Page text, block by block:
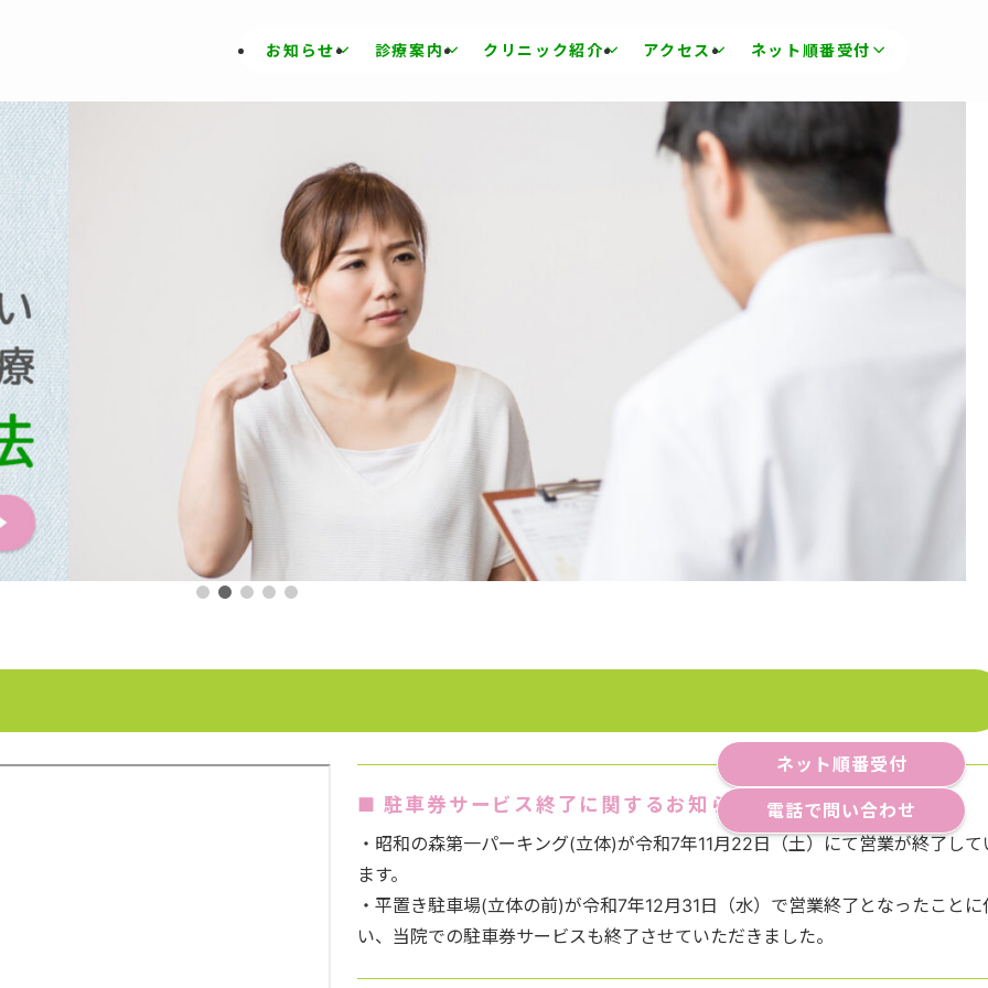
お知らせ 診療案内 クリニック紹介 アクセス ネット順番受付
■ 駐車券サービス終了に関するお知らせ
・昭和の森第一パーキング(立体)が令和7年11月22日（土）にて営業が終了して
ます。
・平置き駐車場(立体の前)が令和7年12月31日（水）で営業終了となったことに
い、当院での駐車券サービスも終了させていただきました。
ネット順番受付
電話で問い合わせ